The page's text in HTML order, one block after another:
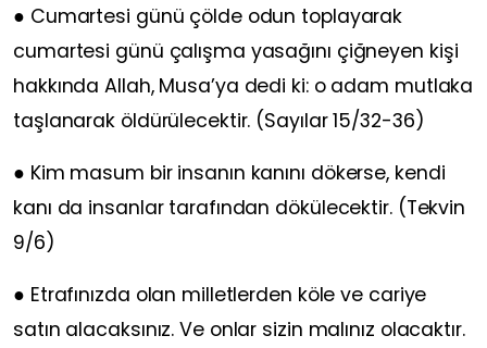
● Cumartesi günü çölde odun toplayarak
cumartesi günü çalışma yasağını çiğneyen kişi
hakkında Allah, Musa’ya dedi ki: o adam mutlaka
taşlanarak öldürülecektir. (Sayılar 15/32-36)
● Kim masum bir insanın kanını dökerse, kendi
kanı da insanlar tarafından dökülecektir. (Tekvin
9/6)
● Etrafınızda olan milletlerden köle ve cariye
satın alacaksınız. Ve onlar sizin malınız olacaktır.